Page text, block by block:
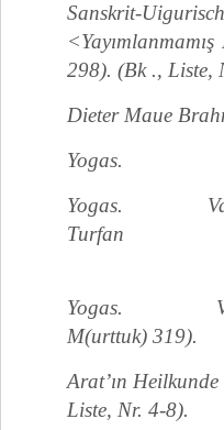
Sanskrit-
298). (Bk ., Liste,
Dieter Maue
Yogas.
Yogas.
Turfan
Yogas.
M(urttuk) 319).
Arat’ın Heilkunde
Liste, Nr. 4-8).